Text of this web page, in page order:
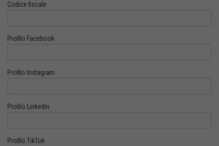
Codice fiscale
Profilo Facebook
Profilo Instagram
Profilo Linkedin
Profilo TikTok